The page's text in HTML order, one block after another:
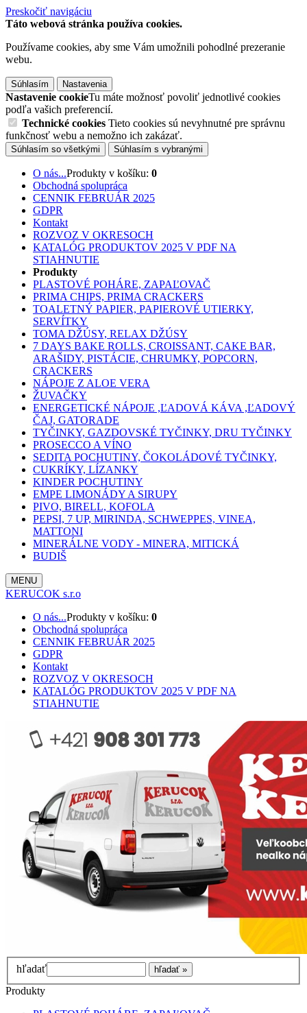
Preskočiť navigáciu
Táto webová stránka používa cookies.
Používame cookies, aby sme Vám umožnili pohodlné prezeranie
webu.
Súhlasím Nastavenia
Nastavenie cookieTu máte možnosť povoliť jednotlivé cookies
podľa vašich preferencií.
Technické cookies Tieto cookies sú nevyhnutné pre správnu
funkčnosť webu a nemožno ich zakázať.
Súhlasím so všetkými Súhlasím s vybranými
O nás...Produkty v košíku: 0
Obchodná spolupráca
CENNIK FEBRUÁR 2025
GDPR
Kontakt
ROZVOZ V OKRESOCH
KATALÓG PRODUKTOV 2025 V PDF NA
STIAHNUTIE
Produkty
PLASTOVÉ POHÁRE, ZAPAĽOVAČ
PRIMA CHIPS, PRIMA CRACKERS
TOALETNÝ PAPIER, PAPIEROVÉ UTIERKY,
SERVÍTKY
TOMA DŽÚSY, RELAX DŽÚSY
7 DAYS BAKE ROLLS, CROISSANT, CAKE BAR,
ARAŠIDY, PISTÁCIE, CHRUMKY, POPCORN,
CRACKERS
NÁPOJE Z ALOE VERA
ŽUVAČKY
ENERGETICKÉ NÁPOJE ,ĽADOVÁ KÁVA ,ĽADOVÝ
ČAJ, GATORADE
TYČINKY, GAZDOVSKÉ TYČINKY, DRU TYČINKY
PROSECCO A VÍNO
SEDITA POCHUTINY, ČOKOLÁDOVÉ TYČINKY,
CUKRÍKY, LÍZANKY
KINDER POCHUTINY
EMPE LIMONÁDY A SIRUPY
PIVO, BIRELL, KOFOLA
PEPSI, 7 UP, MIRINDA, SCHWEPPES, VINEA,
MATTONI
MINERÁLNE VODY - MINERA, MITICKÁ
BUDIŠ
MENU
KERUCOK s.r.o
O nás...Produkty v košíku: 0
Obchodná spolupráca
CENNIK FEBRUÁR 2025
GDPR
Kontakt
ROZVOZ V OKRESOCH
KATALÓG PRODUKTOV 2025 V PDF NA
STIAHNUTIE
hľadať
Produkty